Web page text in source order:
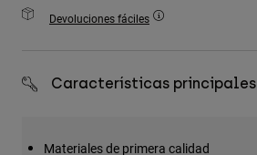
Accesorios
Bolsas y Mochilas
Devoluciones fáciles
Características principales
Materiales de primera calidad